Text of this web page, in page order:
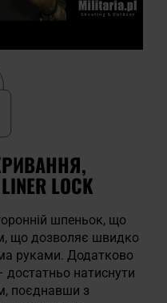
LOCK
шпеньок, що
що дозволяє швидко
руками. Додатково
натиснути
поєднавши з